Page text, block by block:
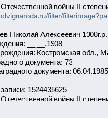
войны II
filter/
Николай Алексеевич 1908г.р.
__.__.1908
Костромская обл.,
документа: 73
документа: 06.04.1985
1524435625
войны II